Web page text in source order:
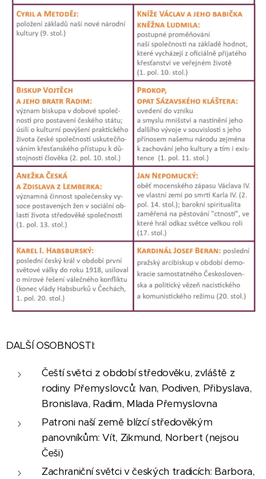
DALŠÍ OSOBNOSTI:
Čeští světci z období středověku, zvláště z
rodiny Přemyslovců: Ivan, Podiven, Přibyslava,
Bronislava, Radim, Mlada Přemyslovna
Patroni naší země blízcí středověkým
panovníkům: Vít, Zikmund, Norbert (nejsou
Češi)
Zachraniční světci v českých tradicích: Barbora,